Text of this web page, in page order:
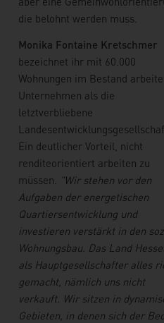
die belohnt werden muss.
Monika Fontaine Kretschmer
bezeichnet ihr mit 60.000
Wohnungen im Bestand
Unternehmen als die
letztverbliebene
Ein deutlicher Vorteil, nicht
renditeorientiert arbeiten zu
müssen.
"Wir stehen vor den
Aufgaben der energetischen
Quartiersentwicklung und
investieren verstärkt in den
Wohnungsbau. Das Land
als Hauptgesellschafter alles
gemacht, nämlich uns nicht
verkauft. Wir sitzen in
Gebieten, in denen sich der